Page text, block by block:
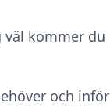
väl kommer du
och inför